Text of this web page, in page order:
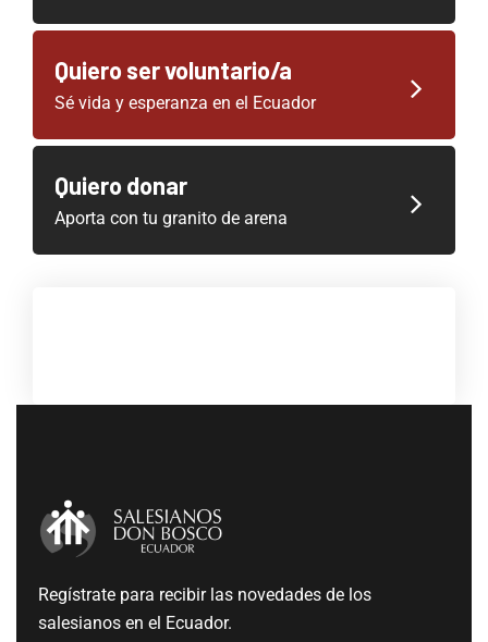
Quiero ser voluntario/a
Sé vida y esperanza en el Ecuador
Quiero donar
Aporta con tu granito de arena
Regístrate para recibir las novedades de los
salesianos en el Ecuador.